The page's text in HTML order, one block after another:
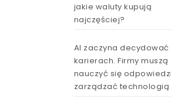
jakie waluty kupują
najczęściej?
AI zaczyna decydować
karierach. Firmy muszą
nauczyć się
zarządzać technologią